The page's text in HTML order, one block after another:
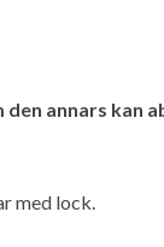
annars kan
med lock.